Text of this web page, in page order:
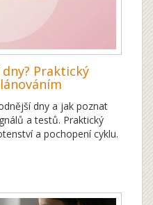
Praktický
dny a jak poznat
a testů. Praktický
a pochopení cyklu.